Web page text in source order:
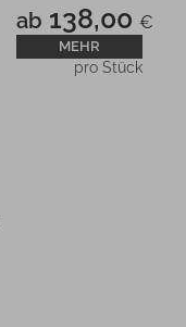
ab 138,00 €
MEHR
pro Stück